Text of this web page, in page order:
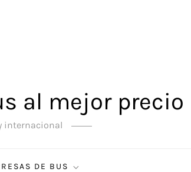
al mejor precio
internacional
DE BUS